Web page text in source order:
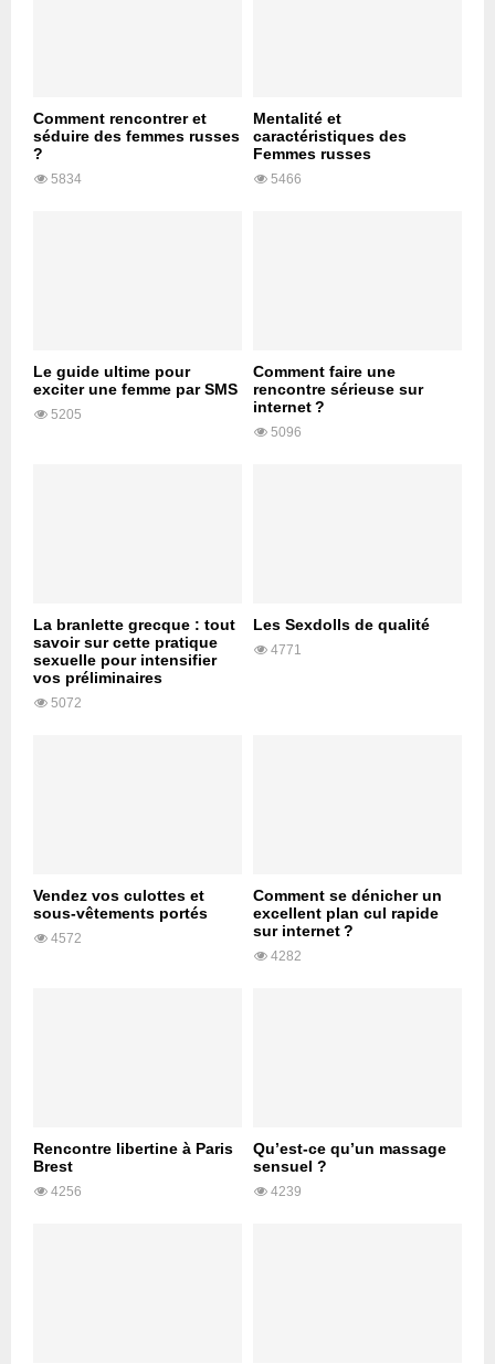
Comment rencontrer et
séduire des femmes russes
?
5834
Mentalité et
caractéristiques des
Femmes russes
5466
Le guide ultime pour
exciter une femme par SMS
5205
Comment faire une
rencontre sérieuse sur
internet ?
5096
La branlette grecque : tout
savoir sur cette pratique
sexuelle pour intensifier
vos préliminaires
5072
Les Sexdolls de qualité
4771
Vendez vos culottes et
sous-vêtements portés
4572
Comment se dénicher un
excellent plan cul rapide
sur internet ?
4282
Rencontre libertine à Paris
Brest
4256
Qu’est-ce qu’un massage
sensuel ?
4239